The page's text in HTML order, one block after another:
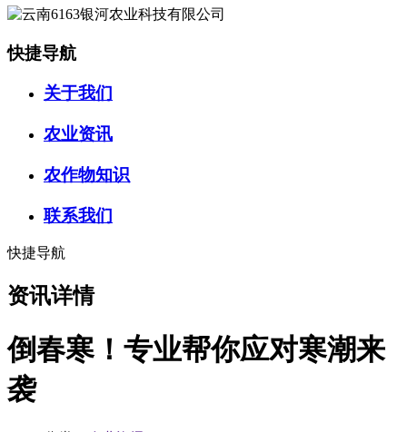
快捷导航
关于我们
农业资讯
农作物知识
联系我们
快捷导航
资讯详情
倒春寒！专业帮你应对寒潮来
袭